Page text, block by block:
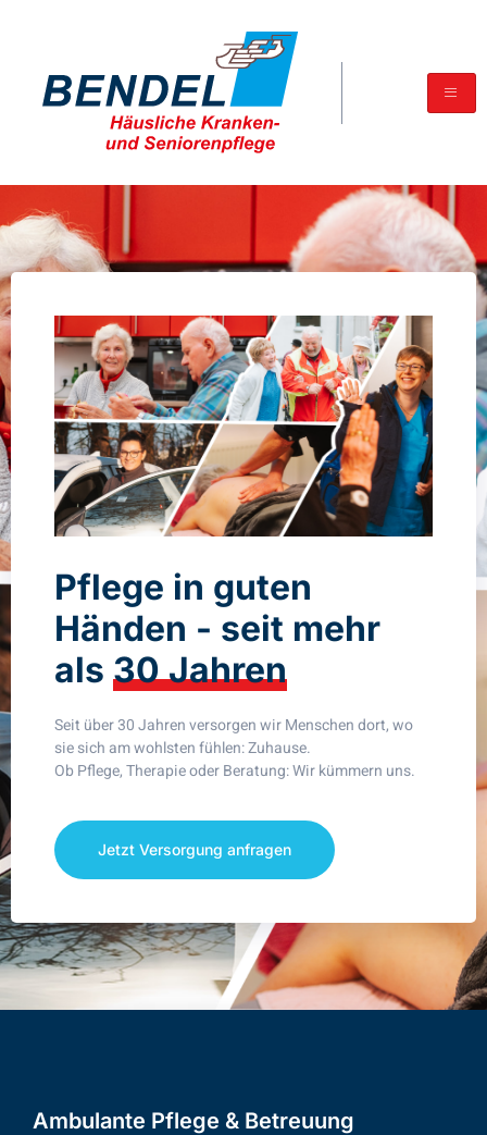
Pflege in guten
Händen - seit mehr
als 30 Jahren
Seit über 30 Jahren versorgen wir Menschen dort, wo
sie sich am wohlsten fühlen: Zuhause.
Ob Pflege, Therapie oder Beratung: Wir kümmern uns.
Jetzt Versorgung anfragen
Ambulante Pflege & Betreuung